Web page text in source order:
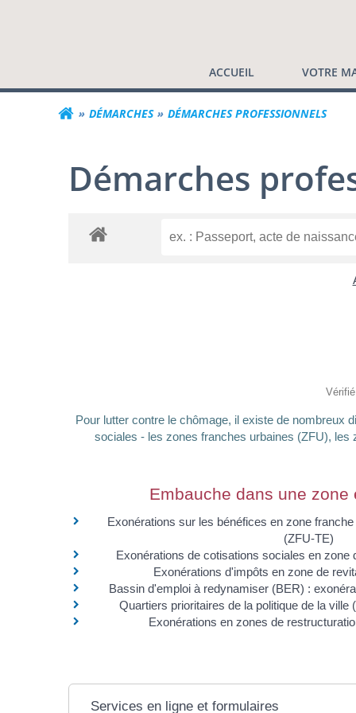
ACCUEIL VOTRE
DÉMARCHES DÉMARCHES PROFESSIONNELS
Démarches
Pour lutter contre le chômage, il existe de nombreux
sociales - les zones franches urbaines (ZFU), les
Embauche dans une zone
Exonérations sur les bénéfices en zone
(ZFU-TE)
Exonérations de cotisations sociales en zone
Exonérations d'impôts en zone de
Bassin d'emploi à redynamiser (BER) :
Quartiers prioritaires de la politique de la
Exonérations en zones de
Services en ligne et formulaires